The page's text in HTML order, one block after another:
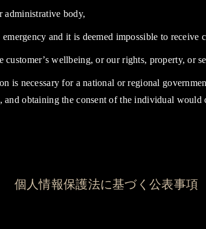
administrative body,
and it is deemed impossible to receive
customer’s wellbeing, or our rights, property, or
is necessary for a national or regional
and obtaining the consent of the individual
個人情報保護法に基づく 公表事項